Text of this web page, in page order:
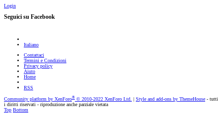
Login
Seguici su Facebook
Italiano
Contattaci
Termini e Condizioni
Privacy policy
Aiuto
Home
RSS
Community platform by XenForo® © 2010-2022 XenForo Ltd. Style and add-ons by ThemeHouse - tutti
i diritti riservati - riproduzione anche parziale vietata
Top Bottom